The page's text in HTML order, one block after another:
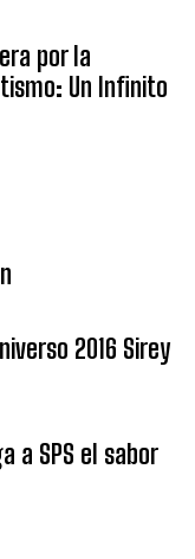
por la
Un Infinito
2016 Sirey
a SPS el sabor